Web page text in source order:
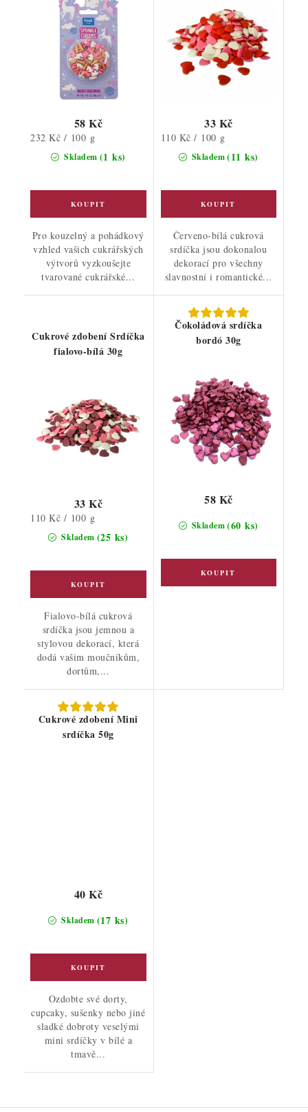
Skladem (1 ks)
58 Kč
Měrná
232 Kč / 100 g
Pro kouzelný a pohádkový
vzhled vašich cukrářských
výtvorů vyzkoušejte
tvarované cukrářské...
Skladem(11 ks)
33 Kč
Měrná
cena:
110 Kč / 100 g
Červeno-bílá cukrová
srdíčka jsou dokonalou
dekorací pro všechny
slavnostní i romantické...
Cukrové zdobení Srdíčka
fialovo-bílá 30g
Skladem (25 ks)
33 Kč
Měrná
cena:
110 Kč / 100 g
Fialovo-bílá cukrová
srdíčka jsou jemnou a
stylovou dekorací, která
dodá vašim moučníkům,
dortům,...
Čokoládová srdíčka
bordó 30g
Skladem(60 ks)
58 Kč
Cukrové zdobení Mini
srdíčka 50g
Skladem (17 ks)
40 Kč
Ozdobte své dorty,
cupcaky, sušenky nebo jiné
sladké dobroty veselými
mini srdíčky v bílé a
tmavě...